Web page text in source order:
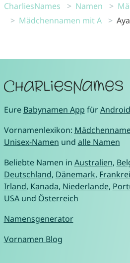
CharliesNames Namen
Mädchennamen mit A
Eure Babynamen App fürAndroid
Vornamenlexikon:
Unisex-Namen und alle Namen
Beliebte Namen in Australien,
Deutschland, Dänemark,
Irland, Kanada, Niederlande,
USAund Österreich
Namensgenerator
Vornamen Blog